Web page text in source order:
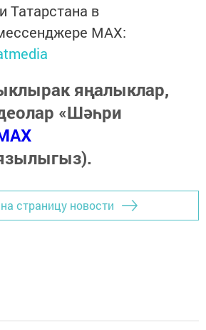
Татарстана в
MАХ:
яңалыклар,
«Шәһри
страницу новости